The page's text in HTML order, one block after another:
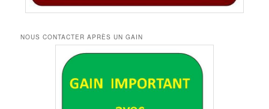
NOUS CONTACTER APRÈS UN GAIN